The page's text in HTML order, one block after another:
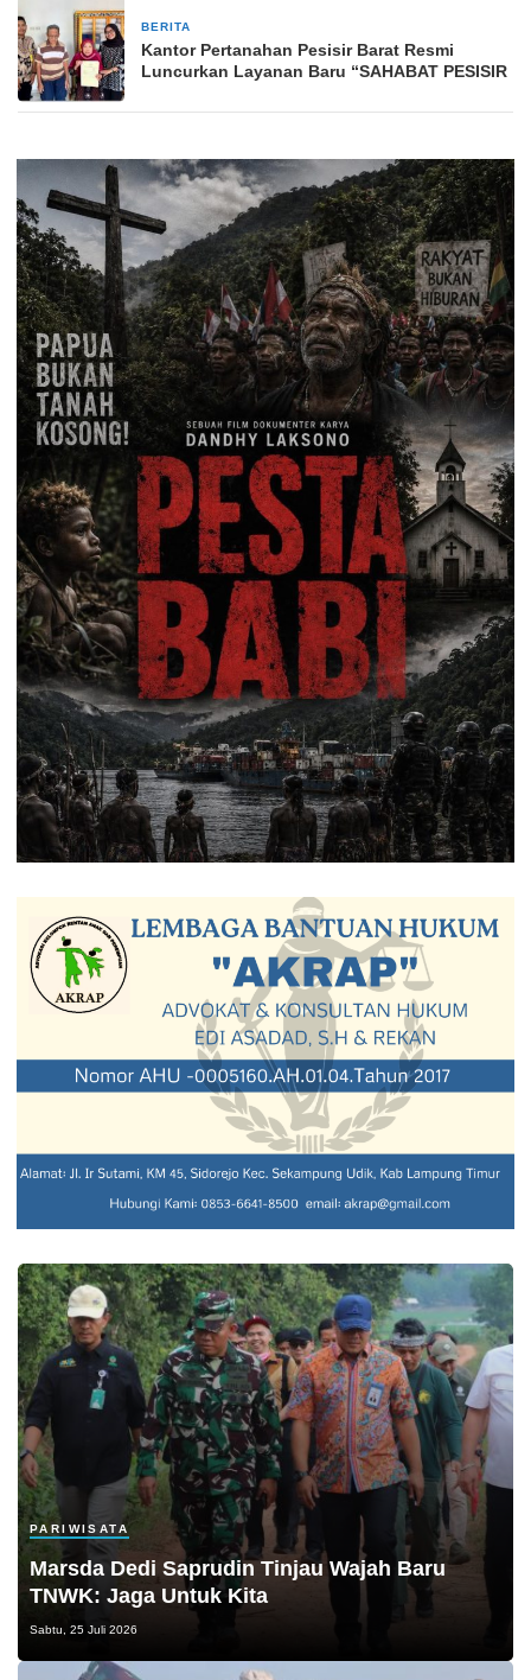
BERITA
Kantor Pertanahan Pesisir Barat Resmi
Luncurkan Layanan Baru “SAHABAT PESISIR
PARIWISATA
Marsda Dedi Saprudin Tinjau Wajah Baru
TNWK: Jaga Untuk Kita
Sabtu, 25 Juli 2026